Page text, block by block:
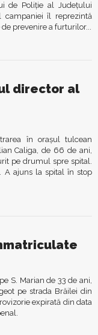
de Poliţie al Judeţului
campaniei îl reprezintă
prevenire a furturilor...
director al
în oraşul tulcean
Caliga, de 66 de ani,
pe drumul spre spital.
A ajuns la spital în stop
S. Marian de 33 de ani,
pe strada Brăilei din
expirată din data